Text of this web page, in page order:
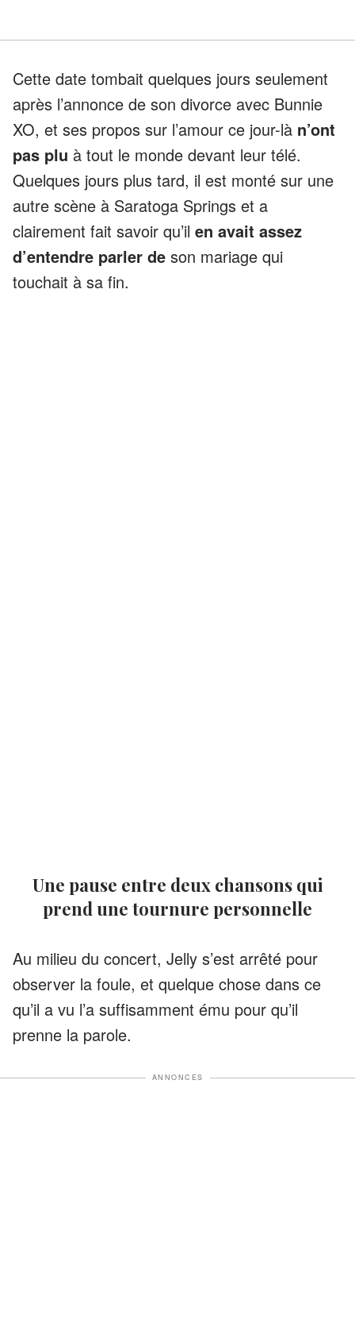
Cette date tombait quelques jours seulement
après l’annonce de son divorce avec Bunnie
XO, et ses propos sur l’amour ce jour-là n’ont
pas plu à tout le monde devant leur télé.
Quelques jours plus tard, il est monté sur une
autre scène à Saratoga Springs et a
clairement fait savoir qu’il en avait assez
d’entendre parler de son mariage qui
touchait à sa fin.
Une pause entre deux chansons qui
prend une tournure personnelle
Au milieu du concert, Jelly s’est arrêté pour
observer la foule, et quelque chose dans ce
qu’il a vu l’a suffisamment ému pour qu’il
prenne la parole.
ANNONCES